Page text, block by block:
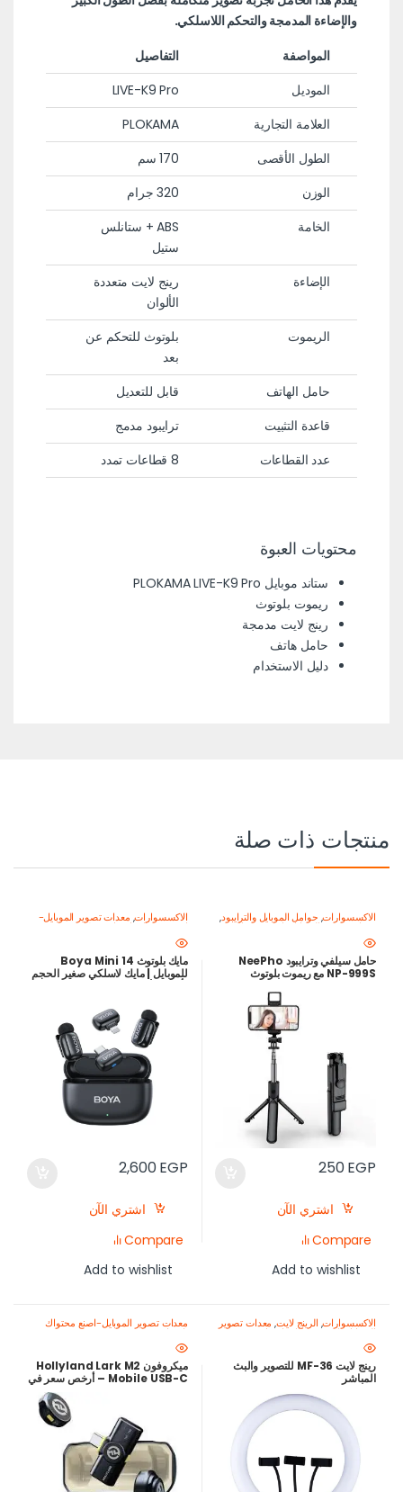
والإضاءة المدمجة والتحكم اللاسلكي.
المواصفة
التفاصيل
الموديل
LIVE-K9 Pro
العلامة التجارية
PLOKAMA
الطول الأقصى
170 سم
الوزن
320 جرام
الخامة
ABS + ستانلس
ستيل
الإضاءة
رينج لايت متعددة
الألوان
الريموت
بلوتوث للتحكم عن
بعد
حامل الهاتف
قابل للتعديل
قاعدة التثبيت
ترايبود مدمج
عدد القطاعات
8 قطاعات تمدد
محتويات العبوة
ستاند موبايل PLOKAMA LIVE-K9 Pro
ريموت بلوتوث
رينج لايت مدمجة
حامل هاتف
دليل الاستخدام
منتجات ذات صلة
الاكسسوارات, حوامل الموبايل والترايبود,
معدات تصوير الموبايل-اصنع محتواك
باحتراف
حامل سيلفي وترايبود NeePho
NP-999S مع ريموت بلوتوث
250EGP
اشتري الآن
Compare
Add to wishlist
الاكسسوارات, معدات تصوير الموبايل-
اصنع محتواك باحتراف ميكروفون
للموبايل
مايك بلوتوث Boya Mini 14
للموبايل | مايك لاسلكي صغير الحجم
2,600EGP
اشتري الآن
Compare
Add to wishlist
الاكسسوارات, الرينج لايت, معدات تصوير
الموبايل-اصنع محتواك باحتراف
رينج لايت MF-36 للتصوير والبث
المباشر
معدات تصوير الموبايل-اصنع محتواك
باحتراف
ميكروفون Hollyland Lark M2
Mobile USB-C – أرخص سعر في
مصر | مدى 300 متر + بطارية 30